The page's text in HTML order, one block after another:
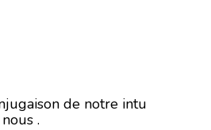
de notre intu
.